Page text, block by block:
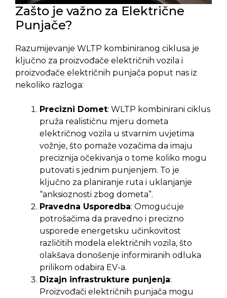
Zašto je važno za Električne
Punjače?
Razumijevanje WLTP kombiniranog ciklusa je
ključno za proizvođače električnih vozila i
proizvođače električnih punjača poput nas iz
nekoliko razloga:
Precizni Domet: WLTP kombinirani ciklus
pruža realističnu mjeru dometa
električnog vozila u stvarnim uvjetima
vožnje, što pomaže vozačima da imaju
preciznija očekivanja o tome koliko mogu
putovati s jednim punjenjem. To je
ključno za planiranje ruta i uklanjanje
“anksioznosti zbog dometa”.
Pravedna Usporedba: Omogućuje
potrošačima da pravedno i precizno
usporede energetsku učinkovitost
različitih modela električnih vozila, što
olakšava donošenje informiranih odluka
prilikom odabira EV-a.
Dizajn infrastrukture punjenja:
Proizvođači električnih punjača mogu